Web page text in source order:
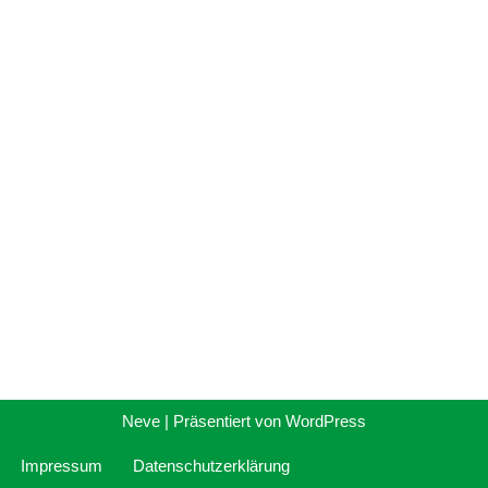
Neve | Präsentiert von WordPress
Impressum Datenschutzerklärung